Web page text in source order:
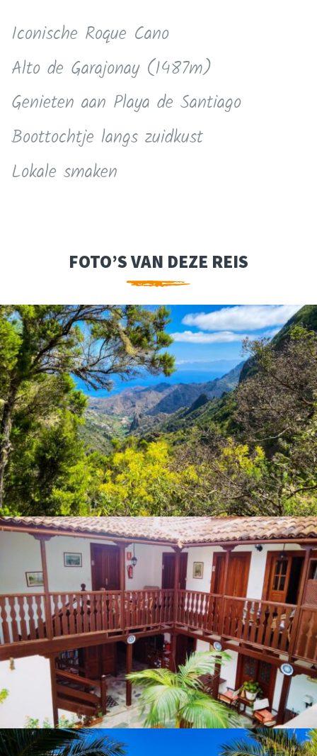
Iconische Roque Cano
Alto de Garajonay (1487m)
Genieten aan Playa de Santiago
Boottochtje langs zuidkust
Lokale smaken
FOTO’S VAN DEZE REIS